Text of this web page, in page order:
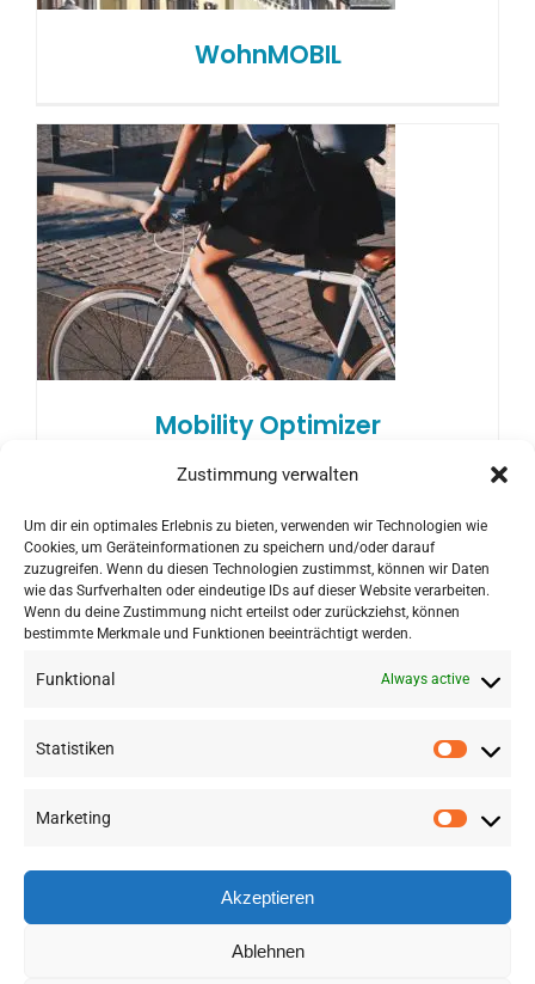
Zustimmung verwalten
Um dir ein optimales Erlebnis zu bieten, verwenden wir Technologien wie
Cookies, um Geräteinformationen zu speichern und/oder darauf
zuzugreifen. Wenn du diesen Technologien zustimmst, können wir Daten
wie das Surfverhalten oder eindeutige IDs auf dieser Website verarbeiten.
Wenn du deine Zustimmung nicht erteilst oder zurückziehst, können
bestimmte Merkmale und Funktionen beeinträchtigt werden.
Funktional Always active
Statistiken
Marketing
Akzeptieren
Ablehnen
WohnMOBIL
Mobility Optimizer
LOAD MORE POSTS
©2026 RSA FG | Presse|AGB|